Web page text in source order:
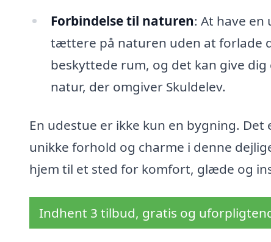
Forbindelse til naturen: At have
tættere på naturen uden at forlade
beskyttede rum, og det kan give
natur, der omgiver Skuldelev.
En udestue er ikke kun en bygning.
unikke forhold og charme i denne
hjem til et sted for komfort, glæde og
Indhent 3 tilbud, gratis og